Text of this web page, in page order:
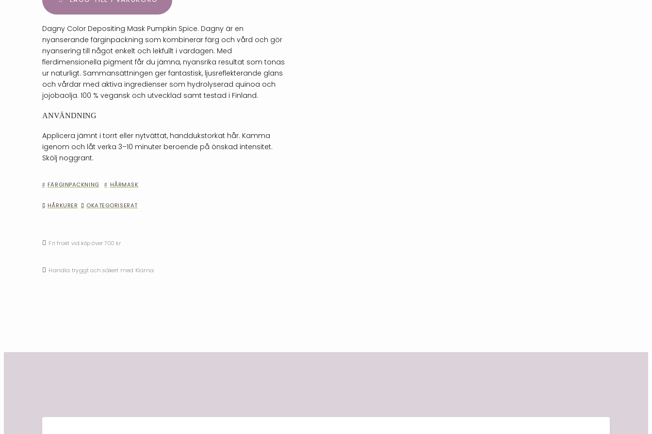
Dagny Color Depositing Mask Pumpkin Spice. Dagny är en
nyanserande färginpackning som kombinerar färg och vård och gör
nyansering till något enkelt och lekfullt i vardagen. Med
flerdimensionella pigment får du jämna, nyansrika resultat som tonas
ur naturligt. Sammansättningen ger fantastisk, ljusreflekterande glans
och vårdar med aktiva ingredienser som hydrolyserad quinoa och
jojobaolja. 100 % vegansk och utvecklad samt testad i Finland.
ANVÄNDNING
Applicera jämnt i torrt eller nytvättat, handdukstorkat hår. Kamma
igenom och låt verka 3–10 minuter beroende på önskad intensitet.
Skölj noggrant.
FÄRGINPACKNING HÅRMASK
HÅRKURER OKATEGORISERAT
Fri frakt vid köp över 700 kr
Handla tryggt och säkert med Klarna